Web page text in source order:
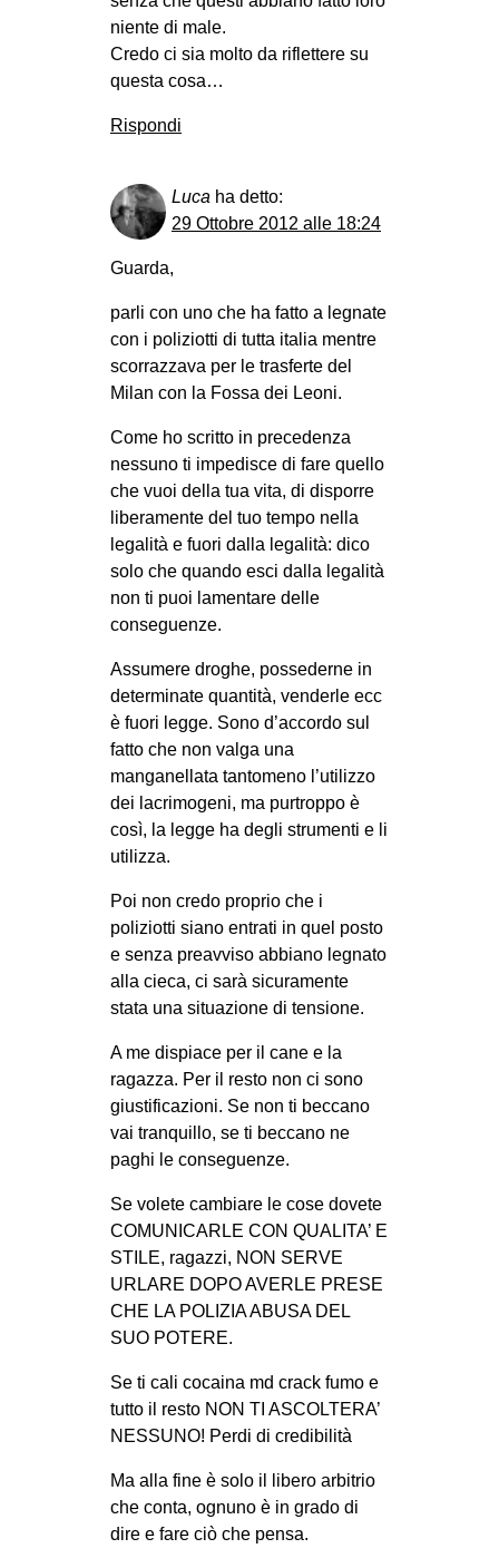
niente di male.
Credo ci sia molto da riflettere su
questa cosa…
Rispondi
Luca ha detto:
29 Ottobre 2012 alle 18:24
Guarda,
parli con uno che ha fatto a legnate
con i poliziotti di tutta italia mentre
scorrazzava per le trasferte del
Milan con la Fossa dei Leoni.
Come ho scritto in precedenza
nessuno ti impedisce di fare quello
che vuoi della tua vita, di disporre
liberamente del tuo tempo nella
legalità e fuori dalla legalità: dico
solo che quando esci dalla legalità
non ti puoi lamentare delle
conseguenze.
Assumere droghe, possederne in
determinate quantità, venderle ecc
è fuori legge. Sono d’accordo sul
fatto che non valga una
manganellata tantomeno l’utilizzo
dei lacrimogeni, ma purtroppo è
così, la legge ha degli strumenti e li
utilizza.
Poi non credo proprio che i
poliziotti siano entrati in quel posto
e senza preavviso abbiano legnato
alla cieca, ci sarà sicuramente
stata una situazione di tensione.
A me dispiace per il cane e la
ragazza. Per il resto non ci sono
giustificazioni. Se non ti beccano
vai tranquillo, se ti beccano ne
paghi le conseguenze.
Se volete cambiare le cose dovete
COMUNICARLE CON QUALITA’ E
STILE, ragazzi, NON SERVE
URLARE DOPO AVERLE PRESE
CHE LA POLIZIA ABUSA DEL
SUO POTERE.
Se ti cali cocaina md crack fumo e
tutto il resto NON TI ASCOLTERA’
NESSUNO! Perdi di credibilità
Ma alla fine è solo il libero arbitrio
che conta, ognuno è in grado di
dire e fare ciò che pensa.